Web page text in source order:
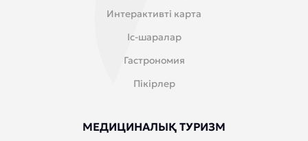
Интерактивті карта
Іс-шаралар
Гастрономия
Пікірлер
МЕДИЦИНАЛЫҚ ТУРИЗМ